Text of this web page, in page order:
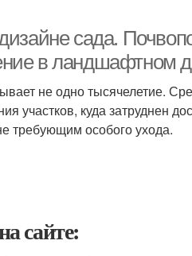
сада.
в ландшафтном
не одно тысячелетие.
участков, куда затруднен
требующим особого ухода.
сайте: